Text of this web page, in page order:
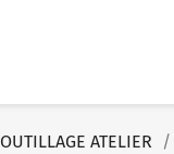
OUTILLAGE ATELIER